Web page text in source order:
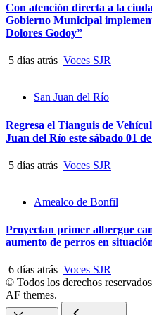
Con atención directa a la
Gobierno Municipal
Dolores Godoy”
5 días atrás Voces SJR
San Juan del Río
Regresa el Tianguis de
Juan del Río este sábado 01
5 días atrás Voces SJR
Amealco de Bonfil
Proyectan primer albergue
aumento de perros en
6 días atrás Voces SJR
© Todos los derechos
AF themes.